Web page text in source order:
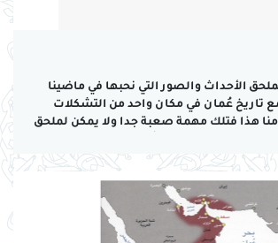
الأحداث والصور التي نحبها في ماضينا
تاريخ عُمان في مكان واحد من التشكلات
هذا فتلك مهمة صعبة جدا ولا يمكن لملحق
لكن الملحق يحاول أن يطرح سؤالا واحدا
تشكّلت هذه البلاد، وكيف...